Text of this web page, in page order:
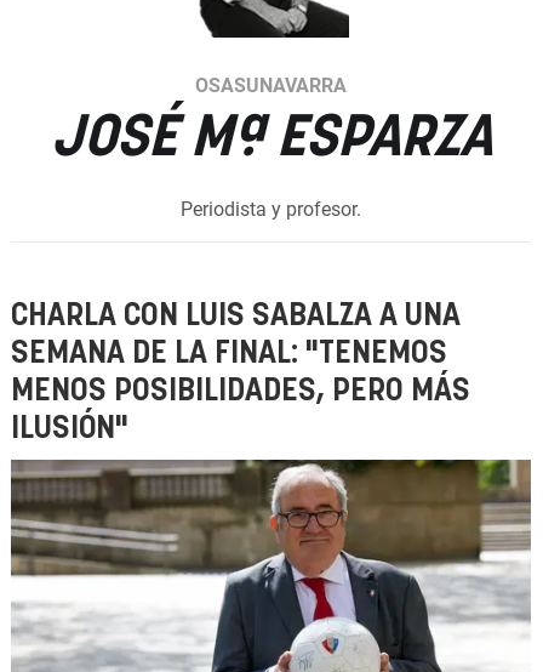
OSASUNAVARRA
JOSÉ Mª ESPARZA
Periodista y profesor.
CHARLA CON LUIS SABALZA A UNA
SEMANA DE LA FINAL: "TENEMOS
MENOS POSIBILIDADES, PERO MÁS
ILUSIÓN"